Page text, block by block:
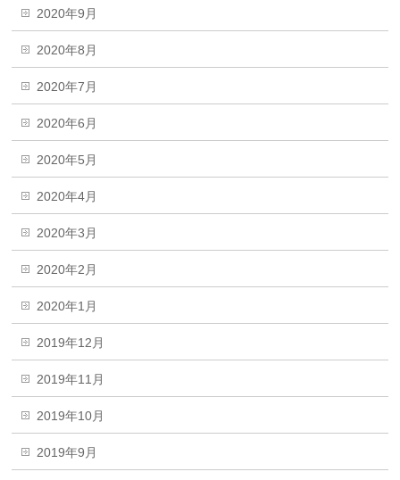
2020年9月
2020年8月
2020年7月
2020年6月
2020年5月
2020年4月
2020年3月
2020年2月
2020年1月
2019年12月
2019年11月
2019年10月
2019年9月